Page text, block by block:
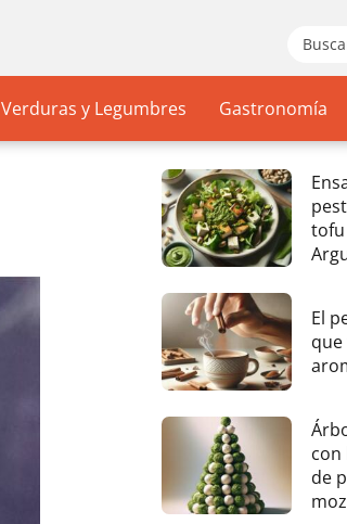
Verduras y Legumbres Gastronomía
tofu
El
con
de